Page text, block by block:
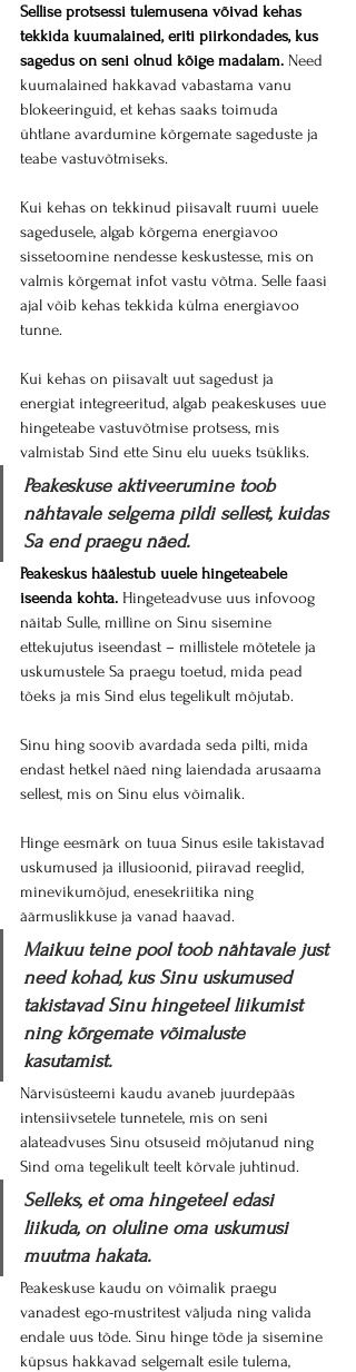
Sellise protsessi tulemusena võivad kehas
tekkida kuumalained, eriti piirkondades, kus
sagedus on seni olnud kõige madalam. Need
kuumalained hakkavad vabastama vanu
blokeeringuid, et kehas saaks toimuda
ühtlane avardumine kõrgemate sageduste ja
teabe vastuvõtmiseks.
Kui kehas on tekkinud piisavalt ruumi uuele
sagedusele, algab kõrgema energiavoo
sissetoomine nendesse keskustesse, mis on
valmis kõrgemat infot vastu võtma. Selle faasi
ajal võib kehas tekkida külma energiavoo
tunne.
Kui kehas on piisavalt uut sagedust ja
energiat integreeritud, algab peakeskuses uue
hingeteabe vastuvõtmise protsess, mis
valmistab Sind ette Sinu elu uueks tsükliks.
Peakeskuse aktiveerumine toob
nähtavale selgema pildi sellest, kuidas
Sa end praegu näed.
Peakeskus häälestub uuele hingeteabele
iseenda kohta. Hingeteadvuse uus infovoog
näitab Sulle, milline on Sinu sisemine
ettekujutus iseendast – millistele mõtetele ja
uskumustele Sa praegu toetud, mida pead
tõeks ja mis Sind elus tegelikult mõjutab.
Sinu hing soovib avardada seda pilti, mida
endast hetkel näed ning laiendada arusaama
sellest, mis on Sinu elus võimalik.
Hinge eesmärk on tuua Sinus esile takistavad
uskumused ja illusioonid, piiravad reeglid,
minevikumõjud, enesekriitika ning
äärmuslikkuse ja vanad haavad.
Maikuu teine pool toob nähtavale just
need kohad, kus Sinu uskumused
takistavad Sinu hingeteel liikumist
ning kõrgemate võimaluste
kasutamist.
Närvisüsteemi kaudu avaneb juurdepääs
intensiivsetele tunnetele, mis on seni
alateadvuses Sinu otsuseid mõjutanud ning
Sind oma tegelikult teelt kõrvale juhtinud.
Selleks, et oma hingeteel edasi
liikuda, on oluline oma uskumusi
muutma hakata.
Peakeskuse kaudu on võimalik praegu
vanadest ego-mustritest väljuda ning valida
endale uus tõde. Sinu hinge tõde ja sisemine
küpsus hakkavad selgemalt esile tulema,